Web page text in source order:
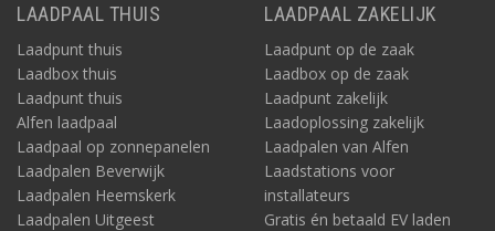
LAADPAAL THUIS
Laadpunt thuis
Laadbox thuis
Laadpunt thuis
Alfen laadpaal
Laadpaal op zonnepanelen
Laadpalen Beverwijk
Laadpalen Heemskerk
Laadpalen Uitgeest
LAADPAAL ZAKELIJK
Laadpunt op de zaak
Laadbox op de zaak
Laadpunt zakelijk
Laadoplossing zakelijk
Laadpalen van Alfen
Laadstations voor
installateurs
Gratis én betaald EV laden